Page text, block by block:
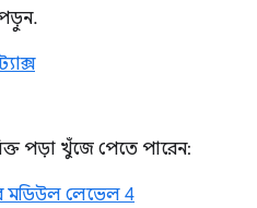
পড়া খুঁজে পেতে পারেন:
মডিউল লেভেল 4